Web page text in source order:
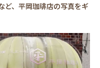
ど、平岡珈琲店の写真をギ